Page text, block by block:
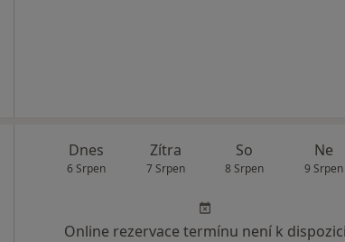
Dnes
6 Srpen
Zítra
7 Srpen
So
8 Srpen
Ne
9 Srpen
Online rezervace termínu není k dispozici